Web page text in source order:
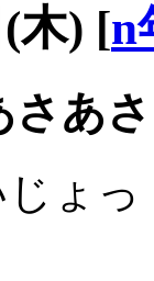
木) [n
さあ
ょっ